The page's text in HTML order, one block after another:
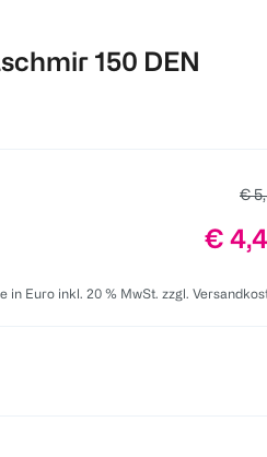
150 DEN
€
€
in Euro inkl. 20 % MwSt. zzgl.